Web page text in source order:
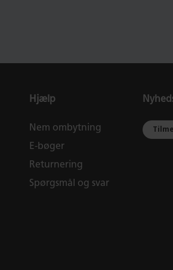
Hjælp
Nem ombytning
E-bøger
Returnering
Spørgsmål og svar